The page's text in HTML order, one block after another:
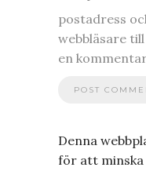
postadress
webbläsare
en
Denna
för att